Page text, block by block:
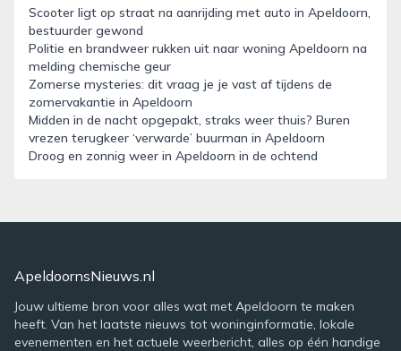
Scooter ligt op straat na aanrijding met auto in Apeldoorn,
bestuurder gewond
Politie en brandweer rukken uit naar woning Apeldoorn na
melding chemische geur
Zomerse mysteries: dit vraag je je vast af tijdens de
zomervakantie in Apeldoorn
Midden in de nacht opgepakt, straks weer thuis? Buren
vrezen terugkeer ‘verwarde’ buurman in Apeldoorn
Droog en zonnig weer in Apeldoorn in de ochtend
ApeldoornsNieuws.nl
Jouw ultieme bron voor alles wat met Apeldoorn te maken
heeft. Van het laatste nieuws tot woninginformatie, lokale
evenementen en het actuele weerbericht, alles op één handige